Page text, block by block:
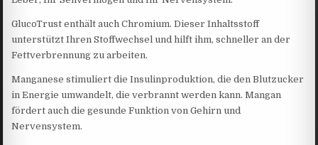
GlucoTrust enthält auch Chromium. Dieser Inhaltsstoff
unterstützt Ihren Stoffwechsel und hilft ihm, schneller an der
Fettverbrennung zu arbeiten.
Manganese stimuliert die Insulinproduktion, die den Blutzucker
in Energie umwandelt, die verbrannt werden kann. Mangan
fördert auch die gesunde Funktion von Gehirn und
Nervensystem.